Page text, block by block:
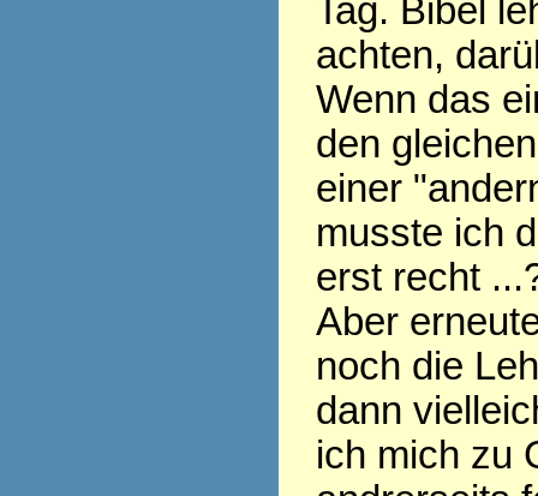
Tag. Bibel
achten,
Wenn das
den
einer
musste ich
erst recht
Aber
noch die
dann
ich mich zu